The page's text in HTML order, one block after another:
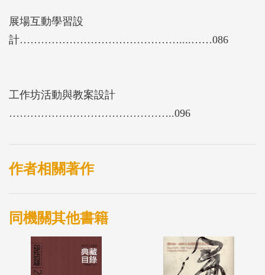
展場互動學習設
計………………………………………....……086
工作坊活動與教案設計
………………………………………..096
作者相關著作
同機關其他書籍